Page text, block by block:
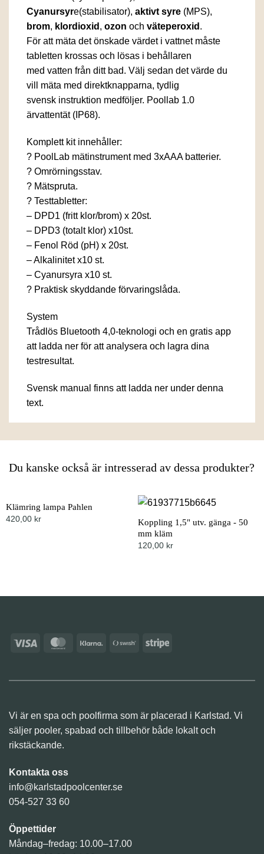
Cyanursyre(stabilisator), aktivt syre (MPS),
brom, klordioxid , ozon och väteperoxid .
För att mäta det önskade värdet i vattnet måste
tabletten krossas och lösas i behållaren
med vatten från ditt bad. Välj sedan det värde du
vill mäta med direktknapparna, tydlig
svensk instruktion medföljer. Poollab 1.0
ärvattentät (IP68).
Komplett kit innehåller:
? PoolLab mätinstrument med 3xAAA batterier.
? Omrörningsstav.
? Mätspruta.
? Testtabletter:
– DPD1 (fritt klor/brom) x 20st.
– DPD3 (totalt klor) x10st.
– Fenol Röd (pH) x 20st.
– Alkalinitet x10 st.
– Cyanursyra x10 st.
? Praktisk skyddande förvaringslåda.
System
Trådlös Bluetooth 4,0-teknologi och en gratis app
att ladda ner för att analysera och lagra dina
testresultat.
Svensk manual finns att ladda ner under denna
text.
Du kanske också är intresserad av dessa produkter?
Klämring lampa Pahlen
420,00 kr
Koppling 1,5" utv. gänga - 50
mm kläm
120,00 kr
Visa MasterCardKlarna Swish
Stripe
Vi är en spa och poolfirma som är placerad i Karlstad. Vi
säljer pooler, spabad och tillbehör både lokalt och
rikstäckande.
Kontakta oss
info@karlstadpoolcenter.se
054-527 33 60
Öppettider
Måndag–fredag: 10.00–17.00